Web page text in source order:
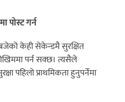
पोस्ट गर्न
केही सेकेन्डमै सुरक्षित
पर्न सक्छ। त्यसैले
पहिलो प्राथमिकता हुनुपर्नेमा